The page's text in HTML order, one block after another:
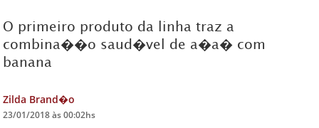
SOCIAL
O primeiro produto da linha traz a
combina��o saud�vel de a�a� com
banana
Zilda Brand�o
23/01/2018 às 00:02hs